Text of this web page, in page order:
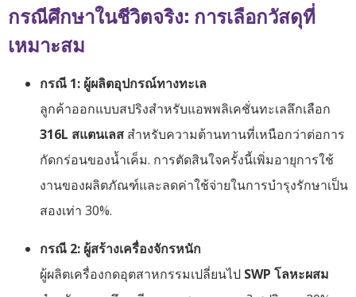
กรณีศึกษาในชีวิตจริง: การเลือกวัสดุที่
เหมาะสม
กรณี 1: ผู้ผลิตอุปกรณ์ทางทะเล
ลูกค้าออกแบบสปริงสำหรับแอพพลิเคชั่นทะเลลึกเลือก
316L สแตนเลส สำหรับความต้านทานที่เหนือกว่าต่อการ
กัดกร่อนของน้ำเค็ม. การตัดสินใจครั้งนี้เพิ่มอายุการใช้
งานของผลิตภัณฑ์และลดค่าใช้จ่ายในการบำรุงรักษาเป็น
สองเท่า 30%.
กรณี 2: ผู้สร้างเครื่องจักรหนัก
ผู้ผลิตเครื่องกดอุตสาหกรรมเปลี่ยนไป SWP โลหะผสม